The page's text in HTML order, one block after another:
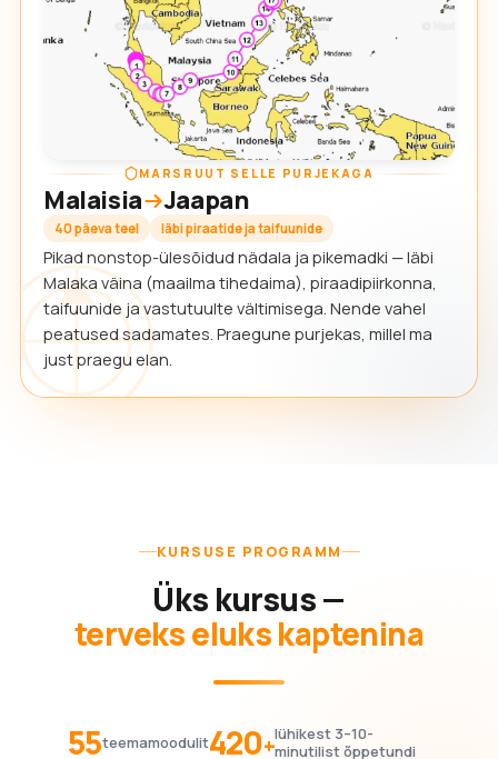
MARSRUUT SELLE PURJEKAGA
Malaisia Jaapan
40 päeva teel läbi piraatide ja taifuunide
Pikad nonstop-ülesõidud nädala ja pikemadki — läbi
Malaka väina (maailma tihedaima), piraadipiirkonna,
taifuunide ja vastutuulte vältimisega. Nende vahel
peatused sadamates. Praegune purjekas, millel ma
just praegu elan.
KURSUSE PROGRAMM
Üks kursus —
terveks eluks kaptenina
55teemamoodulit420+lühikest 3–10-
minutilist õppetundi